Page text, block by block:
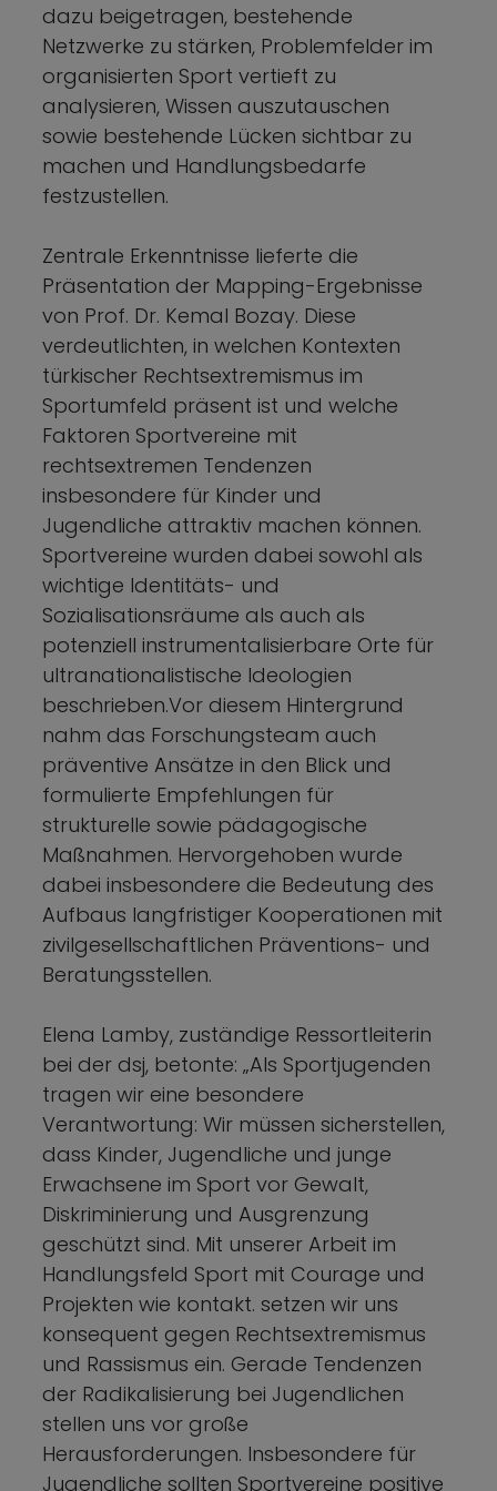
dazu beigetragen, bestehende
Netzwerke zu stärken, Problemfelder im
organisierten Sport vertieft zu
analysieren, Wissen auszutauschen
sowie bestehende Lücken sichtbar zu
machen und Handlungsbedarfe
festzustellen.
Zentrale Erkenntnisse lieferte die
Präsentation der Mapping-Ergebnisse
von Prof. Dr. Kemal Bozay. Diese
verdeutlichten, in welchen Kontexten
türkischer Rechtsextremismus im
Sportumfeld präsent ist und welche
Faktoren Sportvereine mit
rechtsextremen Tendenzen
insbesondere für Kinder und
Jugendliche attraktiv machen können.
Sportvereine wurden dabei sowohl als
wichtige Identitäts- und
Sozialisationsräume als auch als
potenziell instrumentalisierbare Orte für
ultranationalistische Ideologien
beschrieben.Vor diesem Hintergrund
nahm das Forschungsteam auch
präventive Ansätze in den Blick und
formulierte Empfehlungen für
strukturelle sowie pädagogische
Maßnahmen. Hervorgehoben wurde
dabei insbesondere die Bedeutung des
Aufbaus langfristiger Kooperationen mit
zivilgesellschaftlichen Präventions- und
Beratungsstellen.
Elena Lamby, zuständige Ressortleiterin
bei der dsj, betonte: „Als Sportjugenden
tragen wir eine besondere
Verantwortung: Wir müssen sicherstellen,
dass Kinder, Jugendliche und junge
Erwachsene im Sport vor Gewalt,
Diskriminierung und Ausgrenzung
geschützt sind. Mit unserer Arbeit im
Handlungsfeld Sport mit Courage und
Projekten wie kontakt. setzen wir uns
konsequent gegen Rechtsextremismus
und Rassismus ein. Gerade Tendenzen
der Radikalisierung bei Jugendlichen
stellen uns vor große
Herausforderungen. Insbesondere für
Jugendliche sollten Sportvereine positive